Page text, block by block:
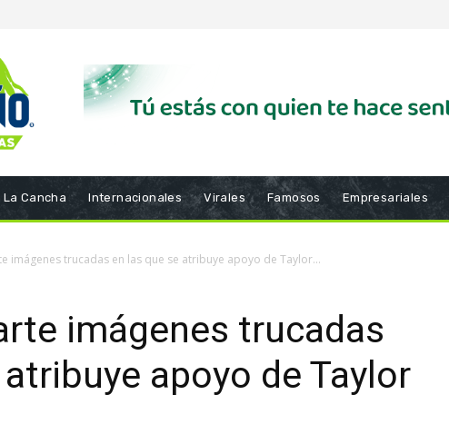
La Cancha Internacionales Virales Famosos Empresariales
imágenes trucadas en las que se atribuye apoyo de Taylor...
imágenes trucadas
apoyo de Taylor